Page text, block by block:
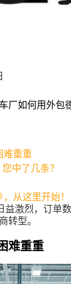
厂如何用外包
难重重
中了几条？
从这里开始！
益激烈，订单
转型。
难重重